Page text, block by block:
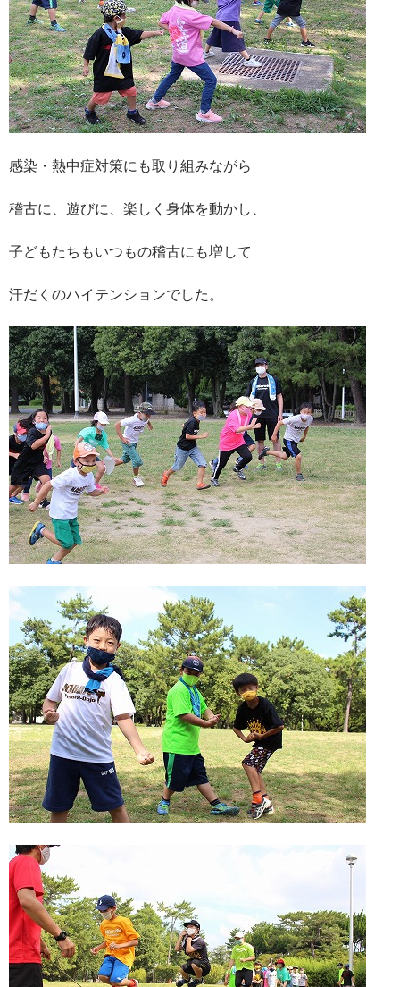
感染・熱中症対策にも取り組みながら
稽古に、遊びに、楽しく身体を動かし、
子どもたちもいつもの稽古にも増して
汗だくのハイテンションでした。